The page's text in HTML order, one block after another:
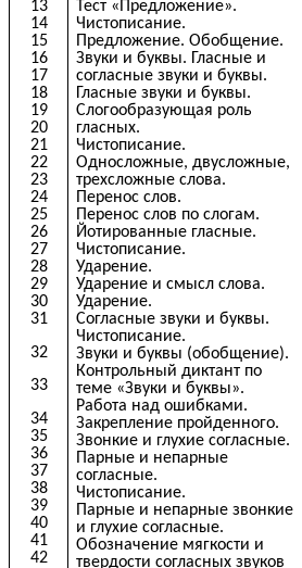
13
14
15
16
17
18
19
20
21
22
23
24
25
26
27
28
29
30
31
32
33
34
35
36
37
38
39
40
41
42
Тест «Предложение».
Чистописание.
Предложение. Обобщение.
Звуки и буквы. Гласные и
согласные звуки и буквы.
Гласные звуки и буквы.
Слогообразующая роль
гласных.
Чистописание.
Односложные, двусложные,
трехсложные слова.
Перенос слов.
Перенос слов по слогам.
Йотированные гласные.
Чистописание.
Ударение.
Ударение и смысл слова.
Ударение.
Согласные звуки и буквы.
Чистописание.
Звуки и буквы (обобщение).
Контрольный диктант по
теме «Звуки и буквы».
Работа над ошибками.
Закрепление пройденного.
Звонкие и глухие согласные.
Парные и непарные
согласные.
Чистописание.
Парные и непарные звонкие
и глухие согласные.
Обозначение мягкости и
твердости согласных звуков